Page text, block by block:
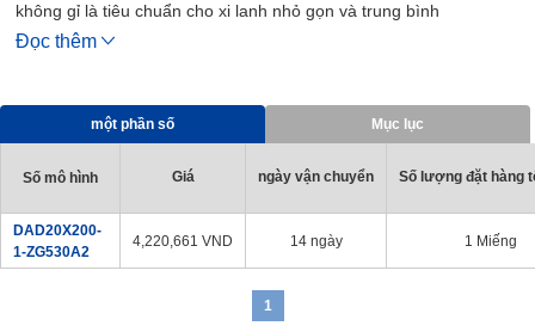
không gỉ là tiêu chuẩn cho xi lanh nhỏ gọn và trung bình
· Một loạt các dòng sản phẩm gồm 21 biến thể trong tất cả
·Sử dụng bao bì pít-tông bền
· Công tắc Cảm Biến có thể được trang bị thêm
· Độ chính xác lắp đặt cao và công việc lắp đặt dễ dàng
・ Tương thích với các thiết bị khí nén và dây chuyền sản xuất
trong mọi ngành nghề
Đọc thêm
một phần số Mục lục
Số mô hình Giá ngày vận chuyển Số lượng đặt hàng
DAD20X200-
1-ZG530A2
4,220,661 VND 14 ngày 1 Miếng
1